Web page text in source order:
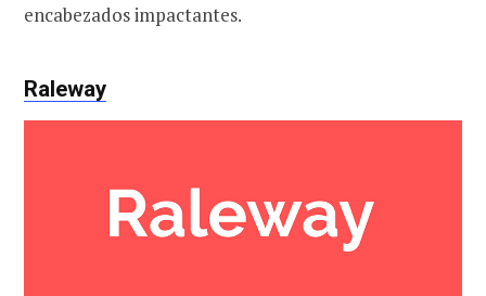
encabezados impactantes.
Raleway